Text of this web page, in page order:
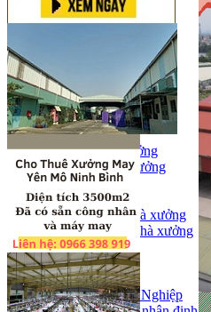
Hotline:0966 398 919
Đăng ký
Đăng tin bán/cho thuê
Trang chủ
Bán kho, nhà xưởng
Bán kho xưởng
Kho
Mặt bằng
Cho thuê kho, nhà xưởng
Cho thuê nhà xưởng
Kho
Mặt bằng
Tin tức
Khu Công Nghiệp